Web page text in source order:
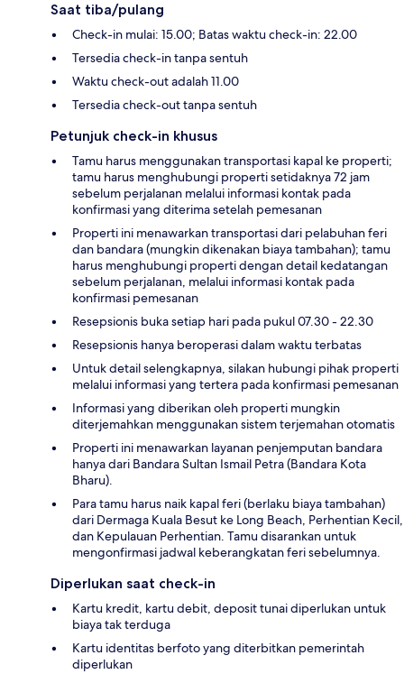
Saat tiba/pulang
Check-in mulai: 15.00; Batas waktu check-in: 22.00
Tersedia check-in tanpa sentuh
Waktu check-out adalah 11.00
Tersedia check-out tanpa sentuh
Petunjuk check-in khusus
Tamu harus menggunakan transportasi kapal ke properti;
tamu harus menghubungi properti setidaknya 72 jam
sebelum perjalanan melalui informasi kontak pada
konfirmasi yang diterima setelah pemesanan
Properti ini menawarkan transportasi dari pelabuhan feri
dan bandara (mungkin dikenakan biaya tambahan); tamu
harus menghubungi properti dengan detail kedatangan
sebelum perjalanan, melalui informasi kontak pada
konfirmasi pemesanan
Resepsionis buka setiap hari pada pukul 07.30 - 22.30
Resepsionis hanya beroperasi dalam waktu terbatas
Untuk detail selengkapnya, silakan hubungi pihak properti
melalui informasi yang tertera pada konfirmasi pemesanan
Informasi yang diberikan oleh properti mungkin
diterjemahkan menggunakan sistem terjemahan otomatis
Properti ini menawarkan layanan penjemputan bandara
hanya dari Bandara Sultan Ismail Petra (Bandara Kota
Bharu).
Para tamu harus naik kapal feri (berlaku biaya tambahan)
dari Dermaga Kuala Besut ke Long Beach, Perhentian Kecil,
dan Kepulauan Perhentian. Tamu disarankan untuk
mengonfirmasi jadwal keberangkatan feri sebelumnya.
Diperlukan saat check-in
Kartu kredit, kartu debit, deposit tunai diperlukan untuk
biaya tak terduga
Kartu identitas berfoto yang diterbitkan pemerintah
diperlukan